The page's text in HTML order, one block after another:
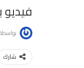
شارك